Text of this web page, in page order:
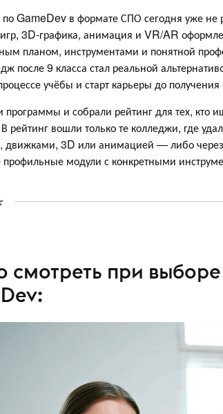
GameDev в формате СПО сегодня уже не
игр, 3D-графика, анимация и VR/AR
планом, инструментами и понятной
после 9 класса стал реальной
учёбы и старт карьеры до
и собрали рейтинг для тех, кто
рейтинг вошли только те колледжи, где
движками, 3D или анимацией — либо
профильные модули с конкретными
смотреть при